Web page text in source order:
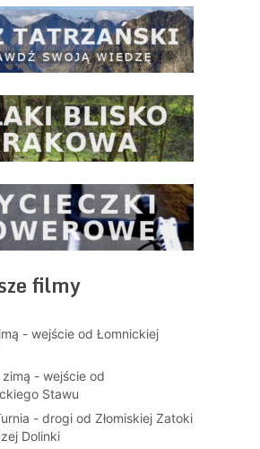
filmy
- wejście od Łomnickiej
- wejście od
Stawu
- drogi od Złomiskiej Zatoki
Dolinki